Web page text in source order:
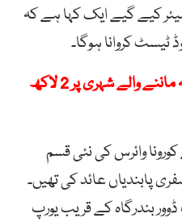
کیے گیے ایک کہا ہے کہ
ٹیسٹ کروانا ہوگا۔
کورونا وائرس کو نہ ماننے والے شہری پر 2 لاکھ
وائرس کی نئی قسم
پابندیاں عائد کی تھیں۔
بندرگاہ کے قریب یورپ